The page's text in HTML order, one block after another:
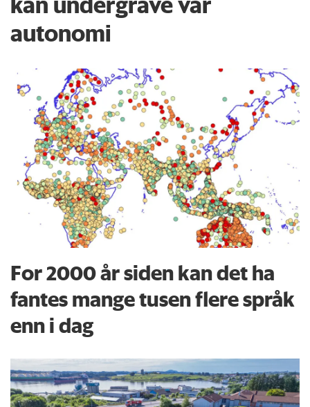
autonomi
For 2000 år siden kan det ha
fantes mange tusen flere språk
enn i dag